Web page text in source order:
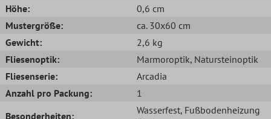
Höhe:
0,6 cm
Mustergröße:
ca. 30x60 cm
Gewicht:
2,6 kg
Fliesenoptik:
Marmoroptik, Natursteinoptik
Fliesenserie:
Arcadia
Anzahl pro Packung:
1
Besonderheiten:
Wasserfest, Fußbodenheizung